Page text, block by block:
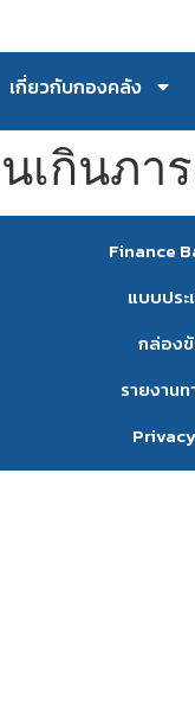
เกี่ยวกับกองคลัง
กินภา
Finance
แบบประ
กล่อง
รายงานท